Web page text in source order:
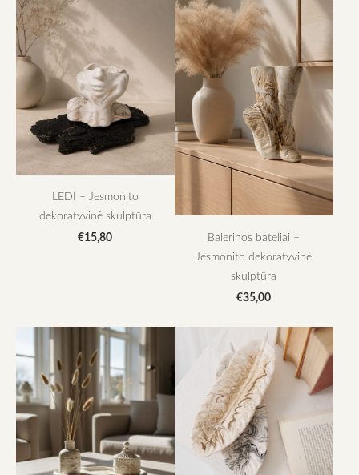
LEDI – Jesmonito
dekoratyvinė skulptūra
€15,80
Balerinos bateliai –
Jesmonito dekoratyvinė
skulptūra
€35,00